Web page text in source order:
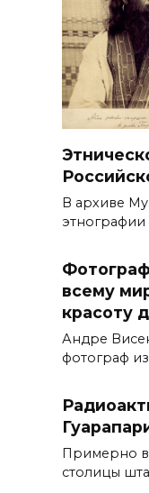
В архиве
всему
красоту
Андре
фотограф
Примерно в
столицы